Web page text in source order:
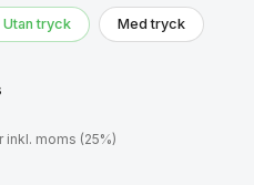
Utan tryck Med tryck
inkl. moms (25%)